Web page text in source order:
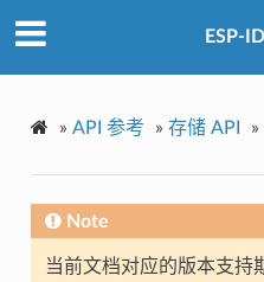
ESP-
» API 参考 » 存储 API »
Note
当前文档对应的版本支持